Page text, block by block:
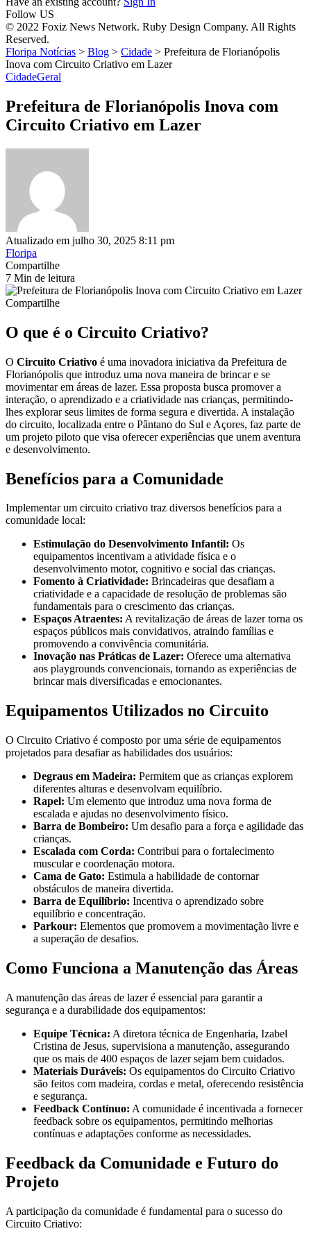
Follow US
© 2022 Foxiz News Network. Ruby Design Company. All Rights
Reserved.
Floripa Notícias > Blog > Cidade > Prefeitura de Florianópolis
Inova com Circuito Criativo em Lazer
CidadeGeral
Prefeitura de Florianópolis Inova com
Circuito Criativo em Lazer
Atualizado em julho 30, 2025 8:11 pm
Floripa
Compartilhe
7 Min de leitura
Compartilhe
O que é o Circuito Criativo?
O Circuito Criativo é uma inovadora iniciativa da Prefeitura de
Florianópolis que introduz uma nova maneira de brincar e se
movimentar em áreas de lazer. Essa proposta busca promover a
interação, o aprendizado e a criatividade nas crianças, permitindo-
lhes explorar seus limites de forma segura e divertida. A instalação
do circuito, localizada entre o Pântano do Sul e Açores, faz parte de
um projeto piloto que visa oferecer experiências que unem aventura
e desenvolvimento.
Benefícios para a Comunidade
Implementar um circuito criativo traz diversos benefícios para a
comunidade local:
Estimulação do Desenvolvimento Infantil: Os
equipamentos incentivam a atividade física e o
desenvolvimento motor, cognitivo e social das crianças.
Fomento à Criatividade: Brincadeiras que desafiam a
criatividade e a capacidade de resolução de problemas são
fundamentais para o crescimento das crianças.
Espaços Atraentes: A revitalização de áreas de lazer torna os
espaços públicos mais convidativos, atraindo famílias e
promovendo a convivência comunitária.
Inovação nas Práticas de Lazer: Oferece uma alternativa
aos playgrounds convencionais, tornando as experiências de
brincar mais diversificadas e emocionantes.
Equipamentos Utilizados no Circuito
O Circuito Criativo é composto por uma série de equipamentos
projetados para desafiar as habilidades dos usuários:
Degraus em Madeira: Permitem que as crianças explorem
diferentes alturas e desenvolvam equilíbrio.
Rapel: Um elemento que introduz uma nova forma de
escalada e ajudas no desenvolvimento físico.
Barra de Bombeiro: Um desafio para a força e agilidade das
crianças.
Escalada com Corda: Contribui para o fortalecimento
muscular e coordenação motora.
Cama de Gato: Estimula a habilidade de contornar
obstáculos de maneira divertida.
Barra de Equilíbrio: Incentiva o aprendizado sobre
equilíbrio e concentração.
Parkour: Elementos que promovem a movimentação livre e
a superação de desafios.
Como Funciona a Manutenção das Áreas
A manutenção das áreas de lazer é essencial para garantir a
segurança e a durabilidade dos equipamentos:
Equipe Técnica: A diretora técnica de Engenharia, Izabel
Cristina de Jesus, supervisiona a manutenção, assegurando
que os mais de 400 espaços de lazer sejam bem cuidados.
Materiais Duráveis: Os equipamentos do Circuito Criativo
são feitos com madeira, cordas e metal, oferecendo resistência
e segurança.
Feedback Contínuo: A comunidade é incentivada a fornecer
feedback sobre os equipamentos, permitindo melhorias
contínuas e adaptações conforme as necessidades.
Feedback da Comunidade e Futuro do
Projeto
A participação da comunidade é fundamental para o sucesso do
Circuito Criativo: